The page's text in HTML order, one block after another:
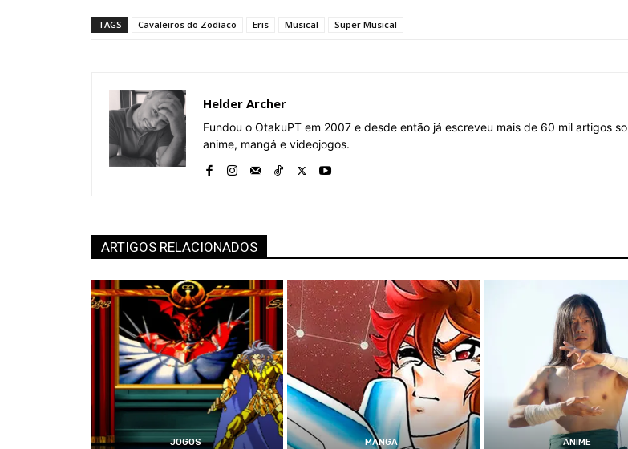
TAGS Cavaleiros do Zodíaco Eris Musical Super Musical
Helder Archer
Fundou o OtakuPT em 2007 e desde então já escreveu mais de 60 mil artigos
anime, mangá e videojogos.
ARTIGOS RELACIONADOS
JOGOS MANGA ANIME